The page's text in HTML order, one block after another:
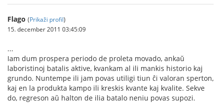
Flago (Prikaži profil)
15. december 2011 03:45:09
...
Iam dum prospera periodo de proleta movado, ankaŭ
laboristinoj batalis aktive, kvankam al ili mankis historio kaj
grundo. Nuntempe ili jam povas utiligi tiun ĉi valoran sperton,
kaj en la produkta kampo ili kreskis kvante kaj kvalite. Sekve
do, regreson aŭ halton de ilia batalo neniu povas supozi.